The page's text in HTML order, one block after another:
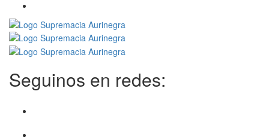
Seguinos en redes: